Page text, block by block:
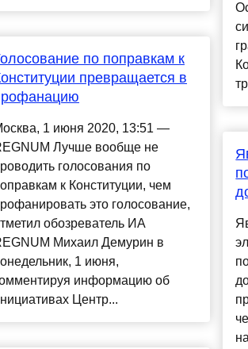
по поправкам к
превращается в
1 июня 2020, 13:51 —
Лучше вообще не
голосования по
к Конституции, чем
это голосование,
обозреватель ИА
Михаил Демурин в
1 июня,
информацию об
Центр...